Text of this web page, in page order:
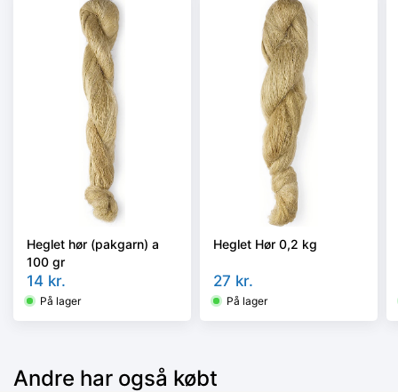
Heglet hør (pakgarn) a
100 gr
14 kr.
På lager
Heglet Hør 0,2 kg
27 kr.
På lager
Andre har også købt